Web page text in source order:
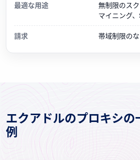
最適な用途
無制限のス
マイニング
請求 帯域制限の
エクアドルのプロキシの
例